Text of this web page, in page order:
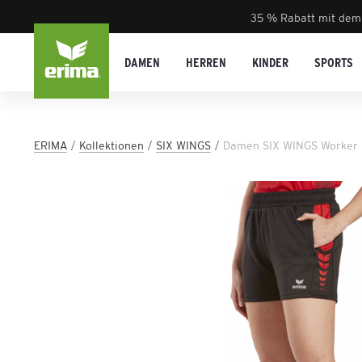
35 % Rabatt mit
DAMEN HERREN KINDER SPORTS
ERIMA Kollektionen SIX WINGS Damen SIX WINGS